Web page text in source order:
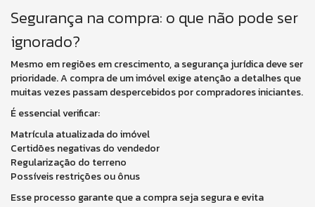
Segurança na compra: o que não pode ser
ignorado?
Mesmo em regiões em crescimento, a segurança jurídica deve ser
prioridade. A compra de um imóvel exige atenção a detalhes que
muitas vezes passam despercebidos por compradores iniciantes.
É essencial verificar:
Matrícula atualizada do imóvel
Certidões negativas do vendedor
Regularização do terreno
Possíveis restrições ou ônus
Esse processo garante que a compra seja segura e evita